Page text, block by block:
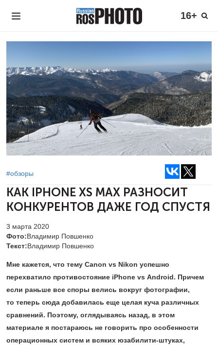
16+
#обзоры
КАК IPHONE XS MAX РАЗНОСИТ
КОНКУРЕНТОВ ДАЖЕ ГОД СПУСТЯ
3 марта 2020
Фото:Владимир Повшенко
Текст:Владимир Повшенко
Мне кажется, что тему Canon vs Nikon успешно
перехватило противостояние iPhone vs Android. Причем
если раньше все споры велись вокруг фотографии,
то теперь сюда добавилась еще целая куча различных
сравнений. Поэтому, оглядываясь назад, в этом
материале я постараюсь не говорить про особенности
операционных систем и всяких юзабилити-штуках,